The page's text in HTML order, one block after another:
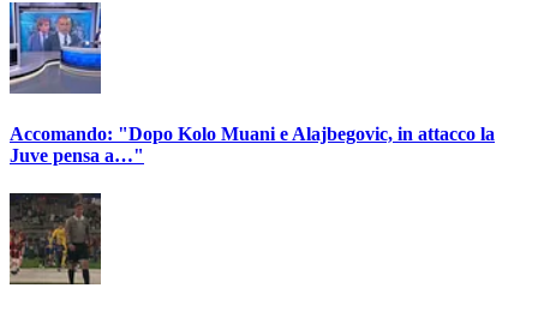
Accomando: "Dopo Kolo Muani e Alajbegovic, in attacco la
Juve pensa a…"